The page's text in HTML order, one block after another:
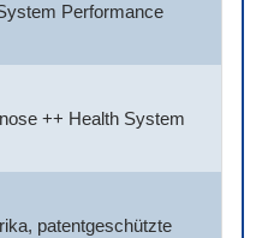
Performance
++ Health System
patentgeschützte